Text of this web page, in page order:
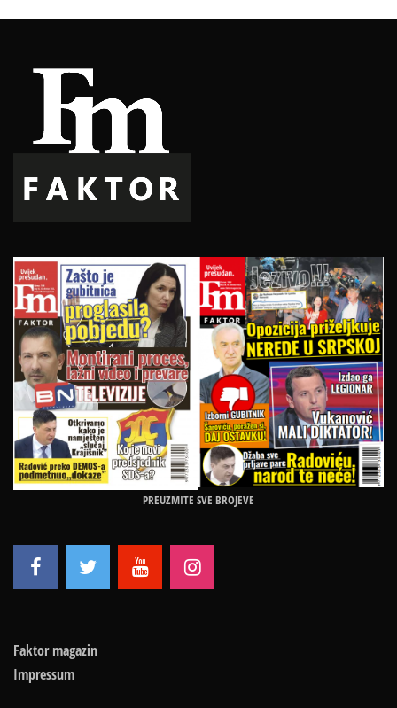
PREUZMITE SVE BROJEVE
Faktor magazin
Impressum